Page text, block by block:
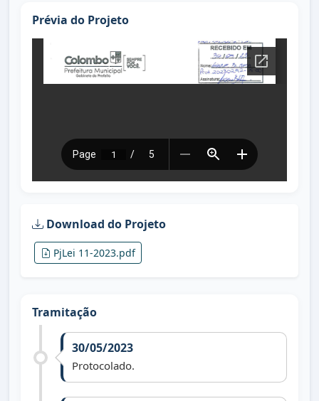
Prévia do Projeto
Download do Projeto
PjLei 11-2023.pdf
Tramitação
30/05/2023
Protocolado.